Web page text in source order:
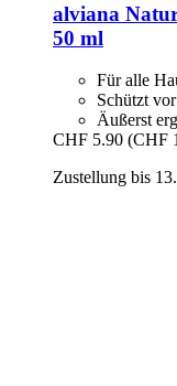
alviana
50 ml
Für alle
Schützt
Äußerst
CHF 5.90 (CHF
Zustellung bis